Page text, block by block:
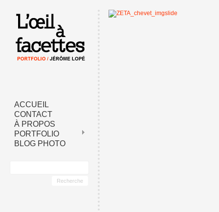
ACCUEIL
CONTACT
À PROPOS
PORTFOLIO
BLOG PHOTO